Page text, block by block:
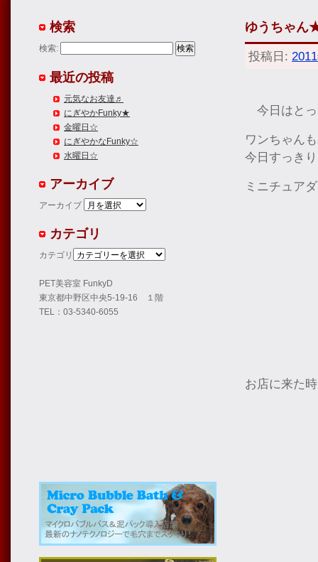
ゆうちゃん
投稿日:
今日はとっ
ワンちゃん
今日すっき
ミニチュア
お店に来た
検索
検索:
最近の投稿
元気なお友達♬
にぎやかFunky★
金曜日☆
にぎやかなFunky☆
水曜日☆
アーカイブ
アーカイブ
カテゴリ
カテゴリ
PET美容室 FunkyD
東京都中野区中央5-19-16 １階
TEL：03-5340-6055